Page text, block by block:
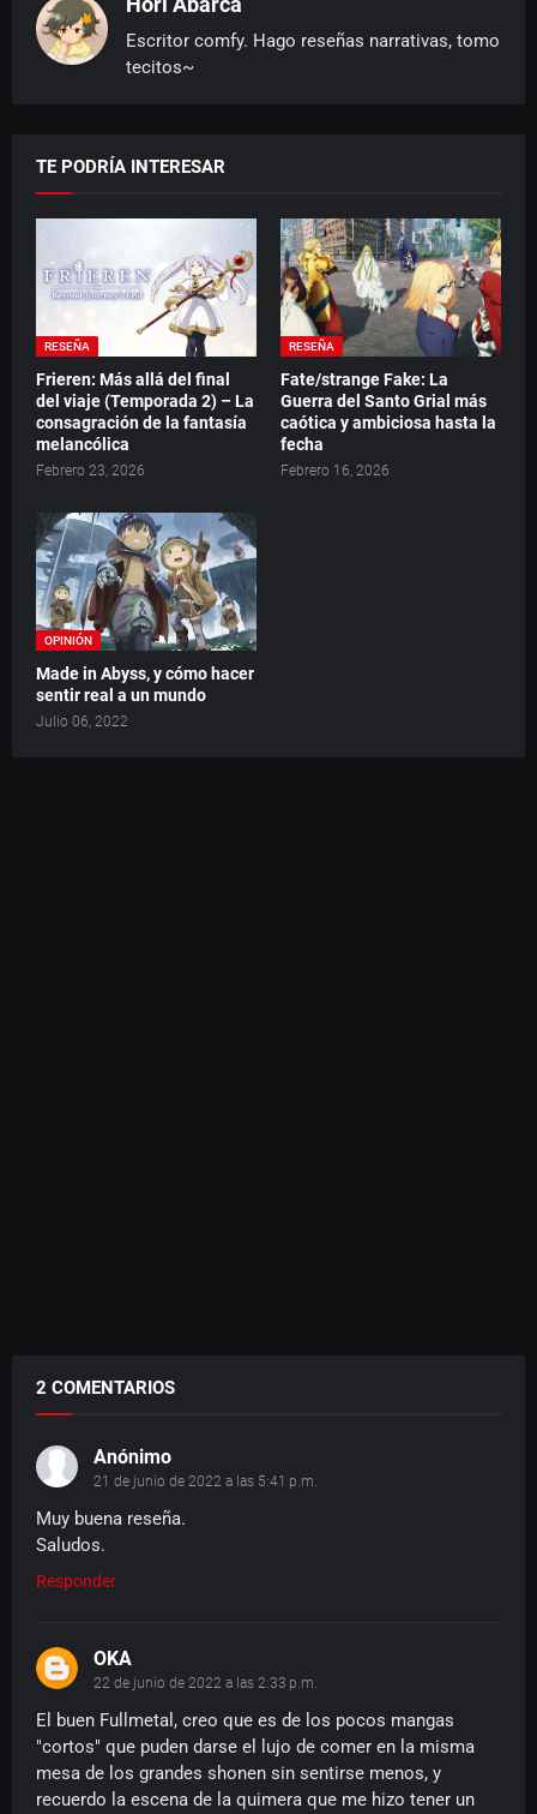
Escritor comfy. Hago reseñas narrativas, tomo
tecitos~
TE PODRÍA INTERESAR
RESEÑA
Frieren: Más allá del final
del viaje (Temporada 2) – La
consagración de la fantasía
melancólica
Febrero 23, 2026
RESEÑA
Fate/strange Fake: La
Guerra del Santo Grial más
caótica y ambiciosa hasta la
fecha
Febrero 16, 2026
OPINIÓN
Made in Abyss, y cómo hacer
sentir real a un mundo
Julio 06, 2022
2 COMENTARIOS
Anónimo
21 de junio de 2022 a las 5:41 p.m.
Muy buena reseña.
Saludos.
Responder
OKA
22 de junio de 2022 a las 2:33 p.m.
El buen Fullmetal, creo que es de los pocos mangas
"cortos" que puden darse el lujo de comer en la misma
mesa de los grandes shonen sin sentirse menos, y
recuerdo la escena de la quimera que me hizo tener un